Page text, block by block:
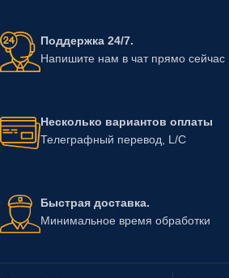
Поддержка 24/7.
Напишите нам в чат прямо сейчас
Несколько вариантов оплаты
Телеграфный перевод, L/C
Быстрая доставка.
Минимальное время обработки